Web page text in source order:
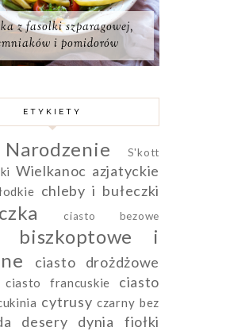
z fasolki szparagowej,
i pomidorów
ETYKIETY
S'kott
Wielkanoc azjatyckie
chleby i bułeczki
ciasto bezowe
biszkoptowe i
ciasto drożdżowe
ciasto francuskie
ciasto
cytrusy czarny bez
desery dynia fiołki